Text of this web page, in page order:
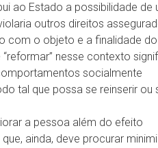
ao Estado a possibilidade de
outros direitos
com o objeto e a finalidade do
nesse contexto
socialmente
tal que possa se reinserir ou
a pessoa além do efeito
ainda, deve procurar